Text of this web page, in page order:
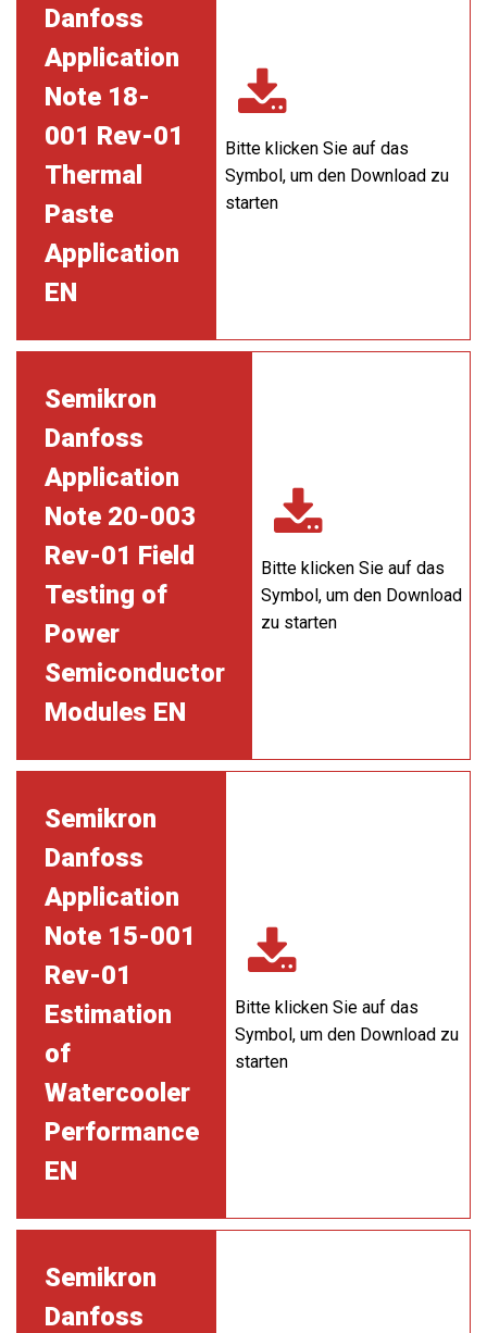
Danfoss
Application
Note 18-
001 Rev-01
Thermal
Paste
Application
EN
Bitte klicken Sie auf das
Symbol, um den Download zu
starten
Semikron
Danfoss
Application
Note 20-003
Rev-01 Field
Testing of
Power
Semiconductor
Modules EN
Bitte klicken Sie auf das
Symbol, um den Download
zu starten
Semikron
Danfoss
Application
Note 15-001
Rev-01
Estimation
of
Watercooler
Performance
EN
Bitte klicken Sie auf das
Symbol, um den Download zu
starten
Semikron
Danfoss